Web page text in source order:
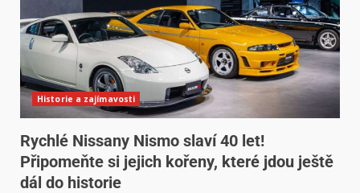
Historie a zajímavosti
Rychlé Nissany Nismo slaví 40 let!
Připomeňte si jejich kořeny, které jdou ještě
dál do historie